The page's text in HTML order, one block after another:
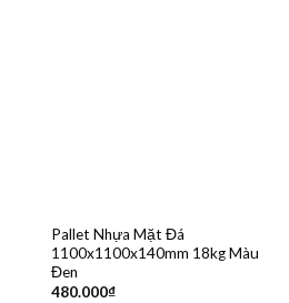
Pallet Nhựa Mặt Đá
1100x1100x140mm 18kg Màu
Đen
480.000₫